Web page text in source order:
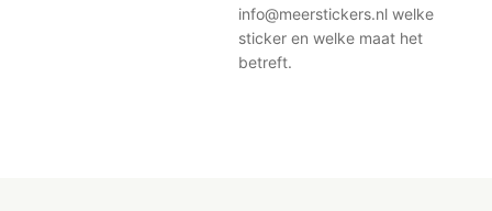
info@meerstickers.nl welke
sticker en welke maat het
betreft.